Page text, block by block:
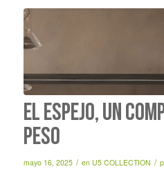
EL ESPEJO, UN
PESO
mayo 16, 2025 / en U5 COLLECTION /